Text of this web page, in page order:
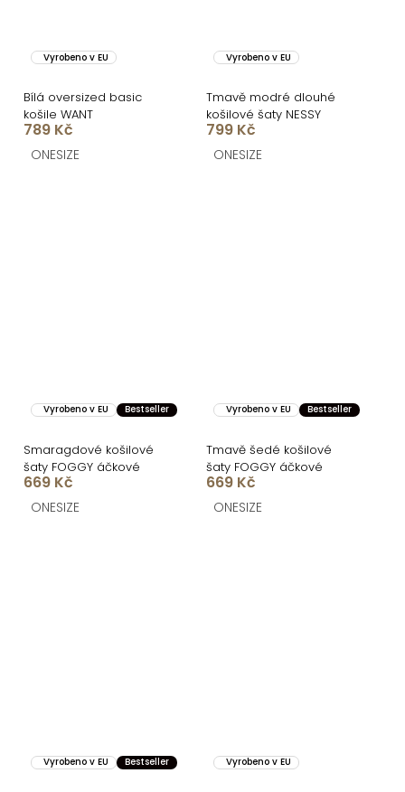
Vyrobeno v EU
Bílá oversized basic
košile WANT
789 Kč
ONESIZE
Vyrobeno v EU
Tmavě modré dlouhé
košilové šaty NESSY
799 Kč
ONESIZE
Vyrobeno v EU Bestseller
Smaragdové košilové
šaty FOGGY áčkové
669 Kč
ONESIZE
Vyrobeno v EU Bestseller
Tmavě šedé košilové
šaty FOGGY áčkové
669 Kč
ONESIZE
Vyrobeno v EU Bestseller Vyrobeno v EU